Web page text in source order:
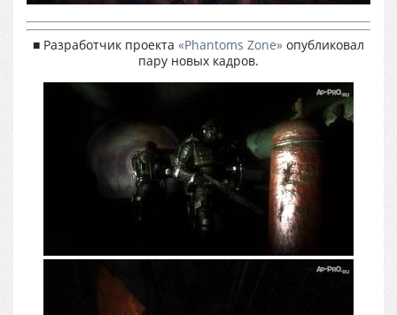
■ Разработчик проекта «Phantoms Zone» опубликовал
пару новых кадров.